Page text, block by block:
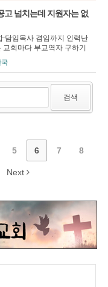
고 넘치는데 지원자는 없
담임목사 겸임까지 인력난
회마다 부교역자 구하기
영등포의 한 교회는 지난
럽게 사임한 뒤 후임자를
국
검색
5 6 7 8
Next